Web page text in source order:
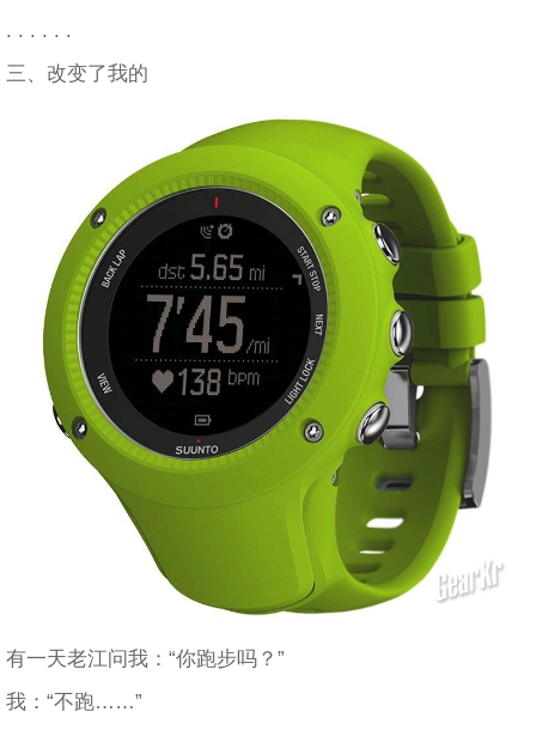
. . . . . .
三、改变了我的
有一天老江问我：“你跑步吗？”
我：“不跑……”